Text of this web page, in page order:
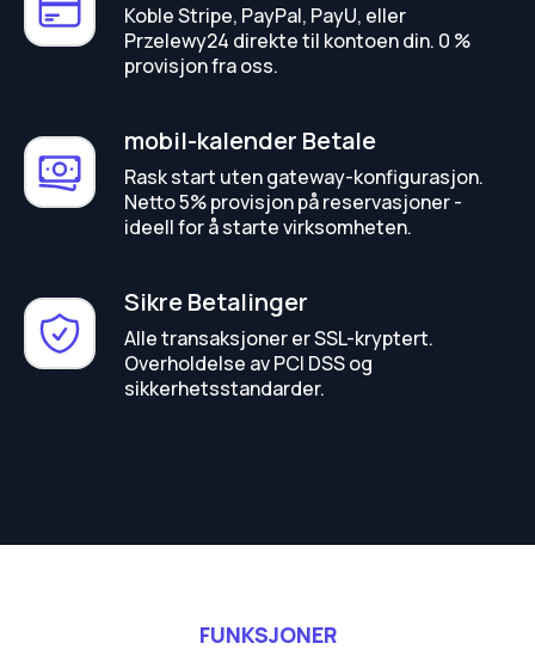
Koble Stripe, PayPal, PayU, eller
Przelewy24 direkte til kontoen din. 0 %
provisjon fra oss.
mobil-kalender Betale
Rask start uten gateway-konfigurasjon.
Netto 5% provisjon på reservasjoner -
ideell for å starte virksomheten.
Sikre Betalinger
Alle transaksjoner er SSL-kryptert.
Overholdelse av PCI DSS og
sikkerhetsstandarder.
FUNKSJONER